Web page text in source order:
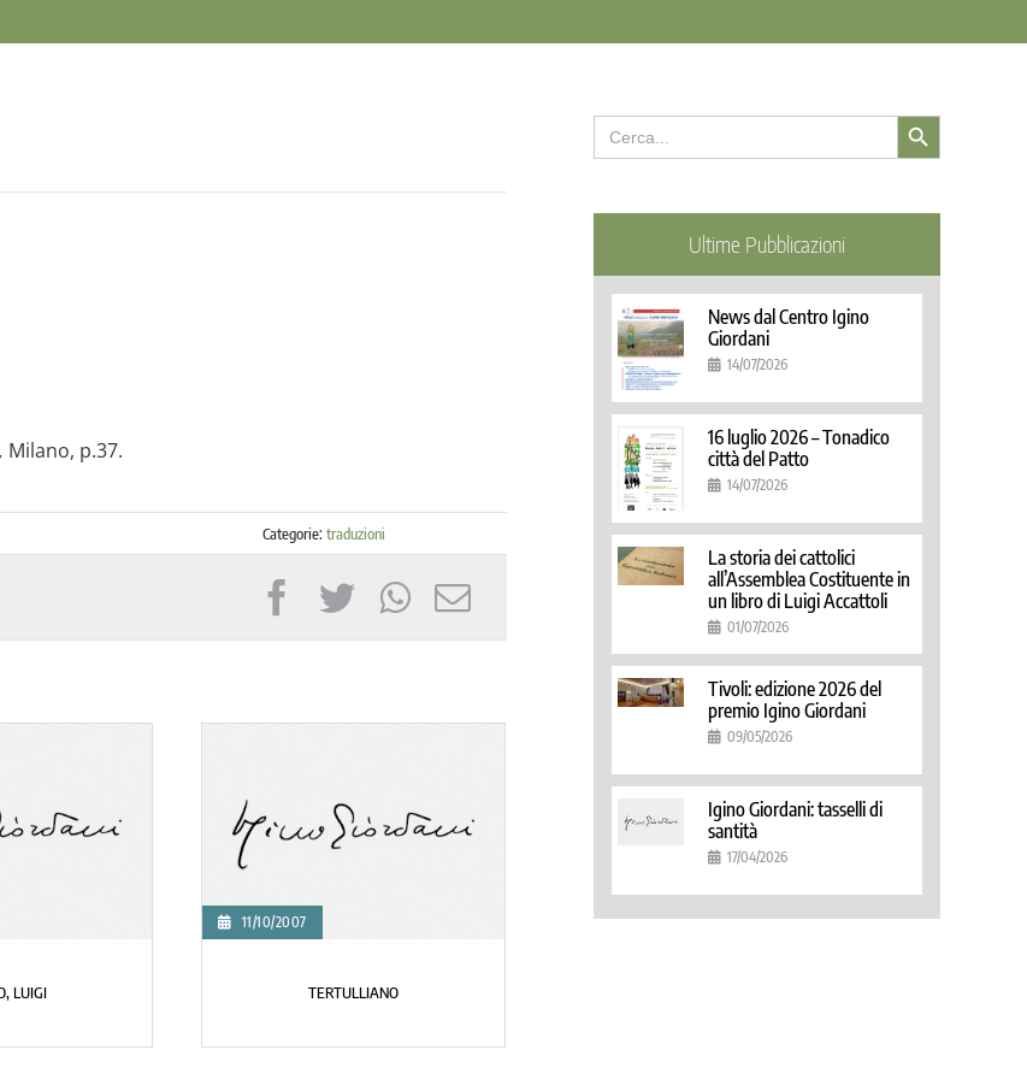
Milano, p.37.
Categorie:traduzioni
LUIGI
11/10/2007
TERTULLIANO
11/10/2007
Search
for:
Search Button
Ultime Pubblicazioni
News dal Centro Igino
Giordani
14/07/2026
16 luglio 2026 – Tonadico
città del Patto
14/07/2026
La storia dei cattolici
all’Assemblea Costituente in
un libro di Luigi Accattoli
01/07/2026
Tivoli: edizione 2026 del
premio Igino Giordani
09/05/2026
Igino Giordani: tasselli di
santità
17/04/2026